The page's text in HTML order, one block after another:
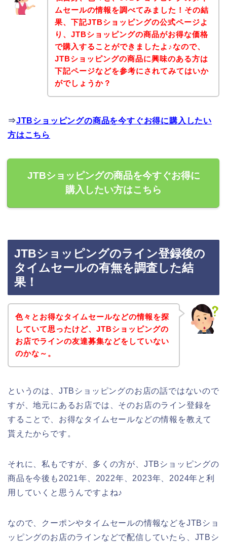
ムセールの情報を調べてみました！その結
果、下記JTBショッピングの公式ページよ
り、JTBショッピングの商品がお得な価格
で購入することができましたよ♪なので、
JTBショッピングの商品に興味のある方は
下記ページなどを参考にされてみてはいか
がでしょうか？
⇒JTBショッピングの商品を今すぐお得に購入したい
方はこちら
JTBショッピングの商品を今すぐお得に
購入したい方はこちら
JTBショッピングのライン登録後の
タイムセールの有無を調査した結
果！
色々とお得なタイムセールなどの情報を探
していて思ったけど、JTBショッピングの
お店でラインの友達募集などをしていない
のかな～。
というのは、JTBショッピングのお店の話ではないので
すが、地元にあるお店では、そのお店のライン登録を
することで、お得なタイムセールなどの情報を教えて
貰えたからです。
それに、私もですが、多くの方が、JTBショッピングの
商品を今後も2021年、2022年、2023年、2024年と利
用していくと思うんですよね♪
なので、クーポンやタイムセールの情報などをJTBショ
ッピングのお店のラインなどで配信していたら、JTBシ